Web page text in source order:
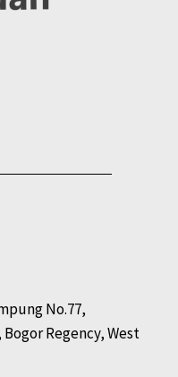
No.77,
Bogor Regency, West